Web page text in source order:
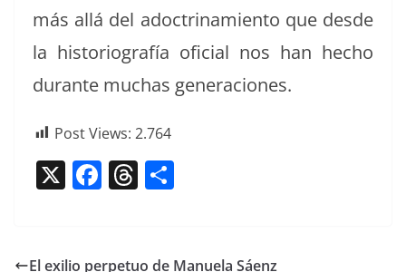
más allá del adoc­tri­namien­to que des­de
la his­to­ri­ografía ofi­cial nos han hecho
durante muchas generaciones.
Post Views: 2.764
X F
e
T
a p
El exilio perpetuo de Manuela Sáenz